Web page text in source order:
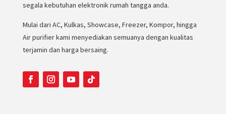
segala kebutuhan elektronik rumah tangga anda.
Mulai dari AC, Kulkas, Showcase, Freezer, Kompor, hingga
Air purifier kami menyediakan semuanya dengan kualitas
terjamin dan harga bersaing.